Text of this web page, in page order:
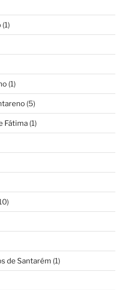
(1)
(1)
(5)
Fátima (1)
de Santarém (1)